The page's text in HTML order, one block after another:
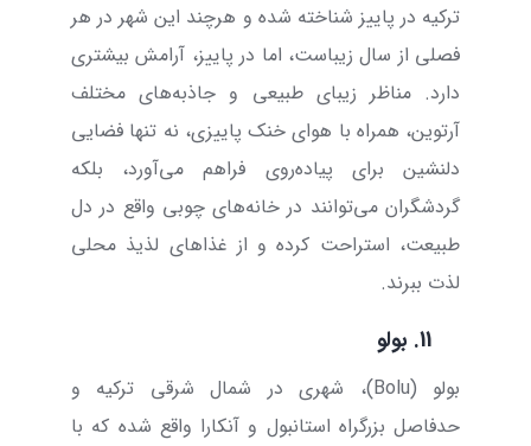
ترکیه در پاییز شناخته شده و هرچند این شهر در هر
فصلی از سال زیباست، اما در پاییز، آرامش بیشتری
دارد. مناظر زیبای طبیعی و جاذبه‌های مختلف
آرتوین، همراه با هوای خنک پاییزی، نه تنها فضایی
دلنشین برای پیاده‌روی فراهم می‌آورد، بلکه
گردشگران می‌توانند در خانه‌های چوبی واقع در دل
طبیعت، استراحت کرده و از غذاهای لذیذ محلی
لذت ببرند.
11. بولو
بولو (Bolu)، شهری در شمال شرقی ترکیه و
حدفاصل بزرگراه استانبول و آنکارا واقع شده که با